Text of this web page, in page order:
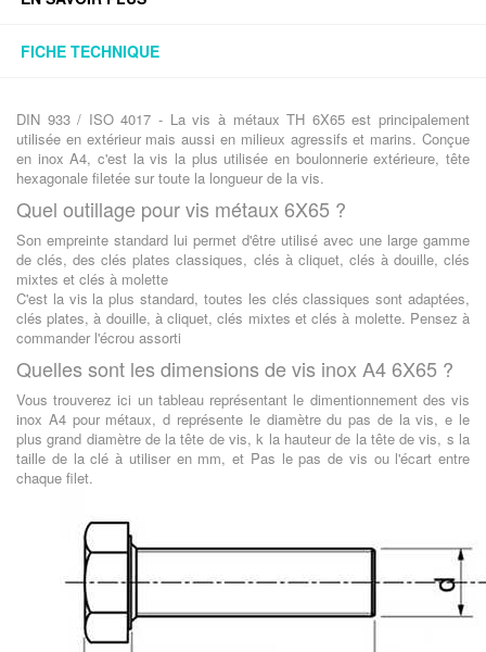
FICHE TECHNIQUE
DIN 933 / ISO 4017 - La vis à métaux TH 6X65 est principalement
utilisée en extérieur mais aussi en milieux agressifs et marins. Conçue
en inox A4, c'est la vis la plus utilisée en boulonnerie extérieure, tête
hexagonale filetée sur toute la longueur de la vis.
Quel outillage pour vis métaux 6X65 ?
Son empreinte standard lui permet d'être utilisé avec une large gamme
de clés, des clés plates classiques, clés à cliquet, clés à douille, clés
mixtes et clés à molette
C'est la vis la plus standard, toutes les clés classiques sont adaptées,
clés plates, à douille, à cliquet, clés mixtes et clés à molette. Pensez à
commander l'écrou assorti
Quelles sont les dimensions de vis inox A4 6X65 ?
Vous trouverez ici un tableau représentant le dimentionnement des vis
inox A4 pour métaux, d représente le diamètre du pas de la vis, e le
plus grand diamètre de la tête de vis, k la hauteur de la tête de vis, s la
taille de la clé à utiliser en mm, et Pas le pas de vis ou l'écart entre
chaque filet.